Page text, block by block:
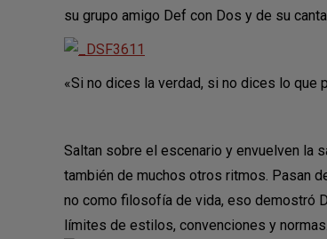
su grupo amigo Def con Dos y de su
«Si no dices la verdad, si no dices lo que
Saltan sobre el escenario y envuelven la
también de muchos otros ritmos. Pasan
no como filosofía de vida, eso demostró
límites de estilos, convenciones y normas.